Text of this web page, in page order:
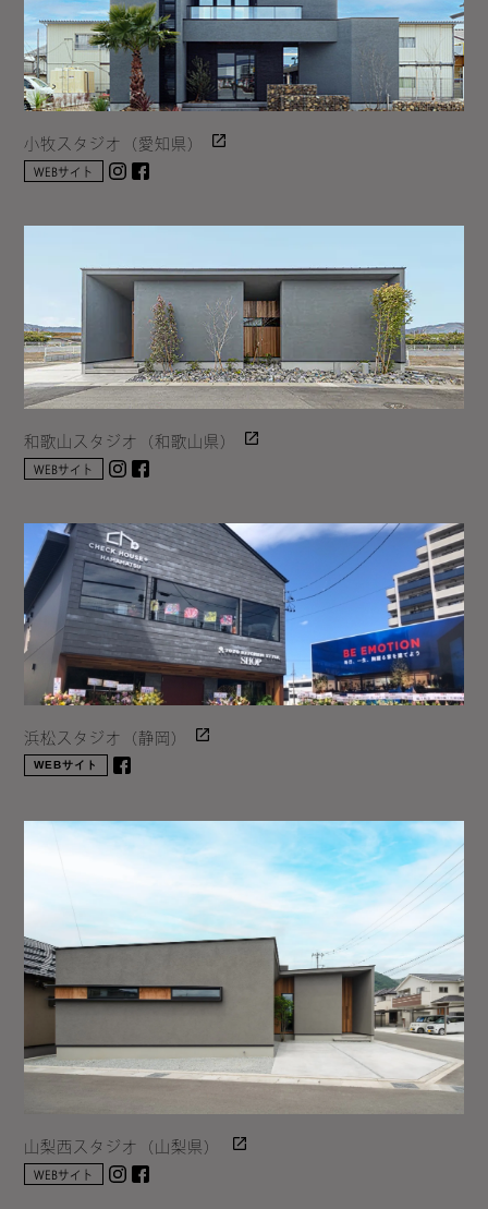
小牧スタジオ（愛知県）
WEBサイト Instagram
和歌山スタジオ（和歌山県）
WEBサイト Instagram
浜松スタジオ（静岡）
WEBサイト
山梨西スタジオ（山梨県）
WEBサイト Instagram